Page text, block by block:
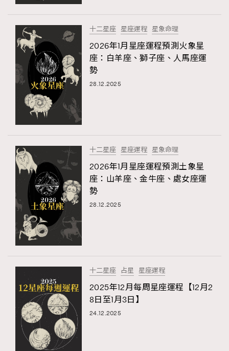
FigaroHub
FigaroIcon
FigaroInsight 156
FigaroIssue
FigaroJewellery
FigaroMasterclass
FigaroMusic 90
FigaroStyle 89
FigaroSubculture 14
FigaroTalk
Grooming&Fitness
NoBagNoLife 349
People 53
TheFrenchWay
VAxChowSangSang
WatchesWonder&Beyond
法國五月French May專訪四位香港文藝代表
#FigaroIssue 容祖兒封面專訪｜追逐歌手夢
#FigaroIssue 專訪陳漢娜Hanna與Takuro｜模特
情侶談愛情
十二星座 星座運程 星象命理
2026年1月星座運程預測火象星
座：白羊座、獅子座、人馬座運
勢
28.12.2025
十二星座 星座運程 星象命理
2026年1月星座運程預測土象星
座：山羊座、金牛座、處女座運
勢
28.12.2025
十二星座 占星 星座運程
2025年12月每周星座運程【12月2
8日至1月3日】
24.12.2025